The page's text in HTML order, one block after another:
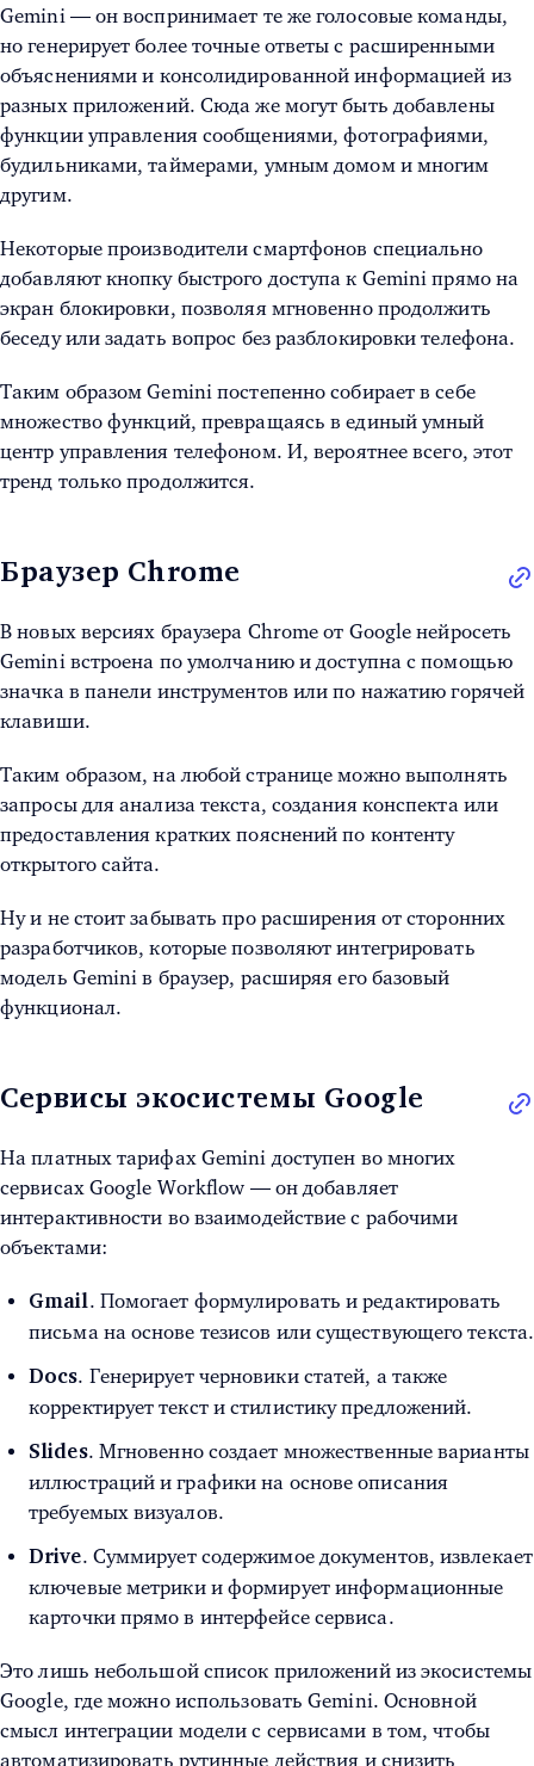
Gemini — он воспринимает те же голосовые команды,
но генерирует более точные ответы с расширенными
объяснениями и консолидированной информацией из
разных приложений. Сюда же могут быть добавлены
функции управления сообщениями, фотографиями,
будильниками, таймерами, умным домом и многим
другим.
Некоторые производители смартфонов специально
добавляют кнопку быстрого доступа к Gemini прямо на
экран блокировки, позволяя мгновенно продолжить
беседу или задать вопрос без разблокировки телефона.
Таким образом Gemini постепенно собирает в себе
множество функций, превращаясь в единый умный
центр управления телефоном. И, вероятнее всего, этот
тренд только продолжится.
Браузер Chrome
В новых версиях браузера Chrome от Google нейросеть
Gemini встроена по умолчанию и доступна с помощью
значка в панели инструментов или по нажатию горячей
клавиши.
Таким образом, на любой странице можно выполнять
запросы для анализа текста, создания конспекта или
предоставления кратких пояснений по контенту
открытого сайта.
Ну и не стоит забывать про расширения от сторонних
разработчиков, которые позволяют интегрировать
модель Gemini в браузер, расширяя его базовый
функционал.
Сервисы экосистемы Google
На платных тарифах Gemini доступен во многих
сервисах Google Workflow — он добавляет
интерактивности во взаимодействие с рабочими
объектами:
Gmail. Помогает формулировать и редактировать
письма на основе тезисов или существующего текста.
Docs. Генерирует черновики статей, а также
корректирует текст и стилистику предложений.
Slides. Мгновенно создает множественные варианты
иллюстраций и графики на основе описания
требуемых визуалов.
Drive. Суммирует содержимое документов, извлекает
ключевые метрики и формирует информационные
карточки прямо в интерфейсе сервиса.
Это лишь небольшой список приложений из экосистемы
Google, где можно использовать Gemini. Основной
смысл интеграции модели с сервисами в том, чтобы
автоматизировать рутинные действия и снизить